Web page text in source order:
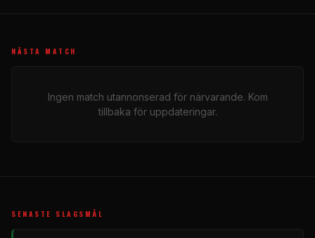
NÄSTA MATCH
Ingen match utannonserad för närvarande. Kom
tillbaka för uppdateringar.
SENASTE SLAGSMÅL